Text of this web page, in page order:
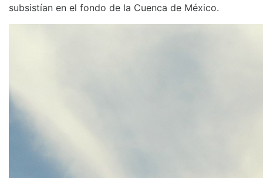
subsistían en el fondo de la Cuenca de México.